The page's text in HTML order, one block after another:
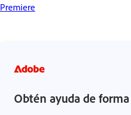
Premiere
Obtén ayuda de